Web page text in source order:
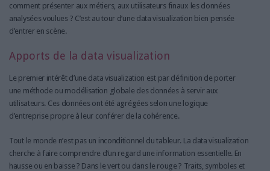
comment présenter aux métiers, aux utilisateurs finaux les données
analysées voulues ? C’est au tour d’une data visualization bien pensée
d’entrer en scène.
Apports de la data visualization
Le premier intérêt d’une data visualization est par définition de porter
une méthode ou modélisation globale des données à servir aux
utilisateurs. Ces données ont été agrégées selon une logique
d’entreprise propre à leur conférer de la cohérence.
Tout le monde n’est pas un inconditionnel du tableur. La data visualization
cherche à faire comprendre d’un regard une information essentielle. En
hausse ou en baisse ? Dans le vert ou dans le rouge ? Traits, symboles et